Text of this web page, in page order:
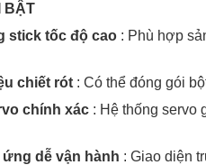
BẬT
stick tốc độ cao : Phù hợp
chiết rót : Có thể đóng gói
chính xác : Hệ thống servo
ứng dễ vận hành : Giao diện